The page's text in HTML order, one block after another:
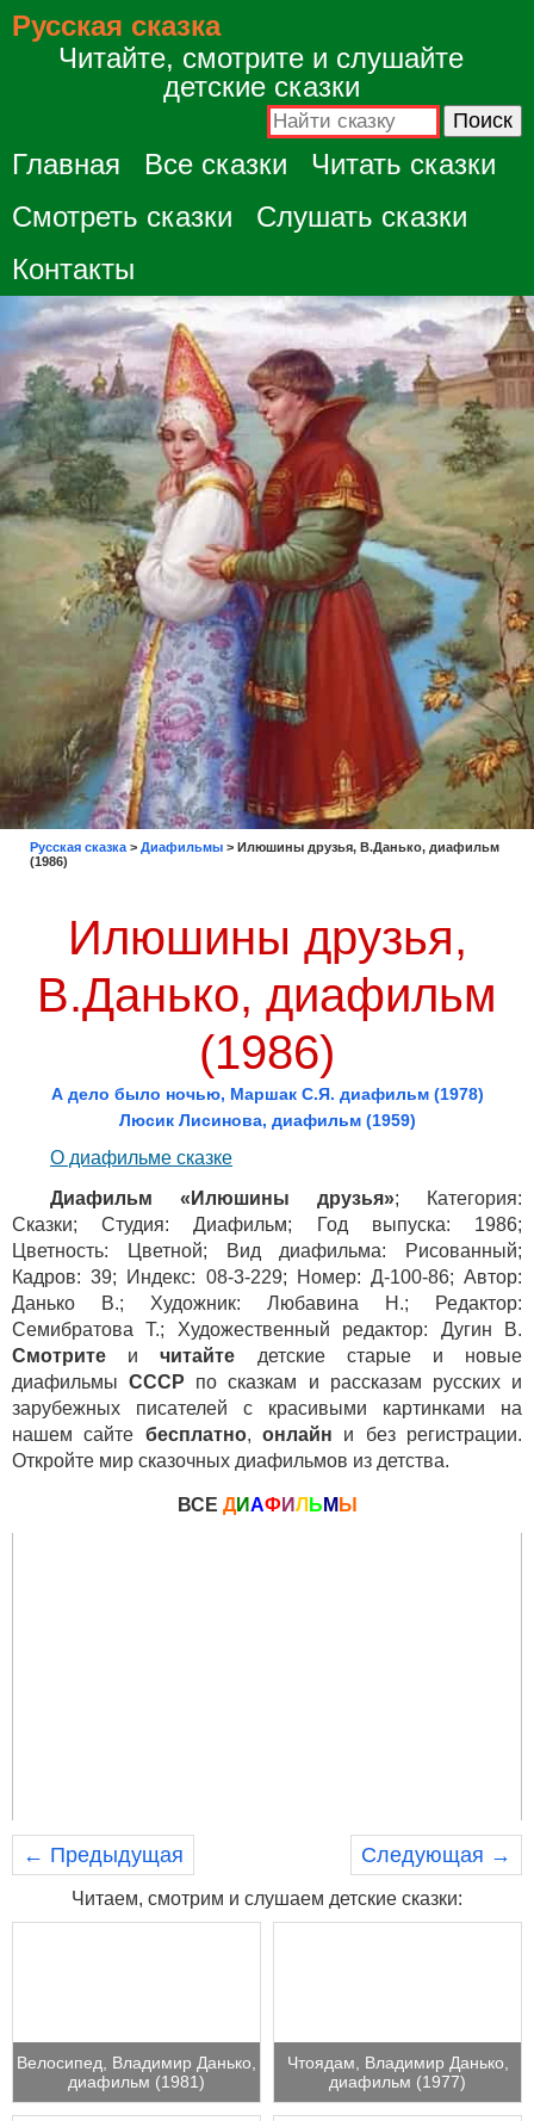
Русская сказка
Читайте, смотрите и слушайте
детские сказки
Главная Все сказки
Читать сказки
Смотреть сказки
Слушать сказки
Контакты
Русская сказка > Диафильмы > Илюшины друзья, В.Данько, диафильм
(1986)
Илюшины друзья,
В.Данько, диафильм
(1986)
А дело было ночью, Маршак С.Я. диафильм (1978)
Люсик Лисинова, диафильм (1959)
О диафильме сказке
Диафильм «Илюшины друзья»; Категория:
Сказки; Студия: Диафильм; Год выпуска: 1986;
Цветность: Цветной; Вид диафильма: Рисованный;
Кадров: 39; Индекс: 08-3-229; Номер: Д-100-86; Автор:
Данько В.; Художник: Любавина Н.; Редактор:
Семибратова Т.; Художественный редактор: Дугин В.
Смотрите ичитайте детские старые и новые
диафильмыСССР по сказкам и рассказам русских и
зарубежных писателей с красивыми картинками на
нашем сайте бесплатно,онлайн и без регистрации.
Откройте мир сказочных диафильмов из детства.
ВСЕ ДИАФ ИЛ Ь М Ы
← Предыдущая Следующая →
Читаем, смотрим и слушаем детские сказки:
Велосипед, Владимир Данько,
диафильм (1981)
Чтоядам, Владимир Данько,
диафильм (1977)